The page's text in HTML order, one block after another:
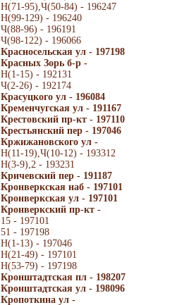
Н(71-95),Ч(50-84) - 196247
Н(99-129) - 196240
Ч(88-96) - 196191
Ч(98-122) - 196066
Красносельская ул - 197198
Красных Зорь б-р -
Н(1-15) - 192131
Ч(2-26) - 192174
Красуцкого ул - 196084
Кременчугская ул - 191167
Крестовский пр-кт - 197110
Крестьянский пер - 197046
Кржижановского ул -
Н(11-19),Ч(10-12) - 193312
Н(3-9),2 - 193231
Кричевский пер - 191187
Кронверкская наб - 197101
Кронверкская ул - 197101
Кронверкский пр-кт -
15 - 197101
51 - 197198
Н(1-13) - 197046
Н(21-49) - 197101
Н(53-79) - 197198
Кронштадтская пл - 198207
Кронштадтская ул - 198096
Кропоткина ул -